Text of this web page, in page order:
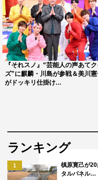
『それスノ』“芸能人の声あてク
ズ”に麒麟・川島が参戦＆美川
がドッキリ仕掛け...
ランキング
1
槙原寛己が
タルパネル…